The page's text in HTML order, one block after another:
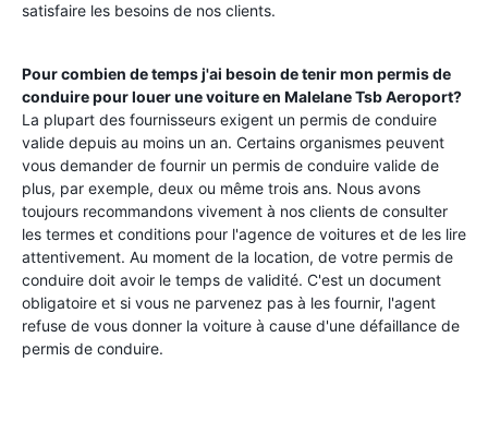
satisfaire les besoins de nos clients.
Pour combien de temps j'ai besoin de tenir mon permis de
conduire pour louer une voiture en Malelane Tsb Aeroport?
La plupart des fournisseurs exigent un permis de conduire
valide depuis au moins un an. Certains organismes peuvent
vous demander de fournir un permis de conduire valide de
plus, par exemple, deux ou même trois ans. Nous avons
toujours recommandons vivement à nos clients de consulter
les termes et conditions pour l'agence de voitures et de les lire
attentivement. Au moment de la location, de votre permis de
conduire doit avoir le temps de validité. C'est un document
obligatoire et si vous ne parvenez pas à les fournir, l'agent
refuse de vous donner la voiture à cause d'une défaillance de
permis de conduire.